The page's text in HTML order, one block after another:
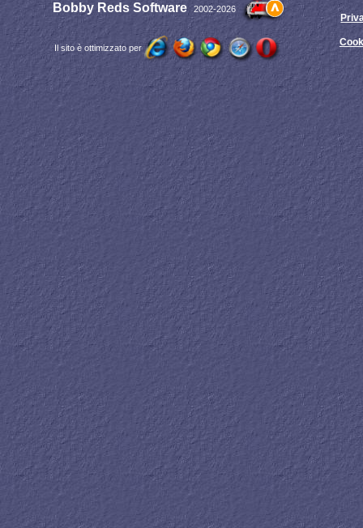
Bobby Reds Software2002-2026
Il sito è ottimizzato per